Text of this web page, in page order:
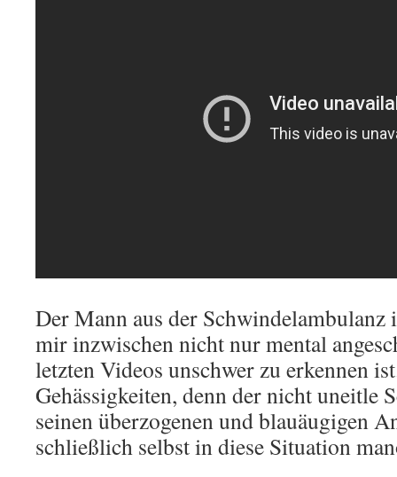
Der Mann aus der Schwindelambulanz
mir inzwischen nicht nur mental
letzten Videos unschwer zu erkennen
Gehässigkeiten, denn der nicht uneitle
seinen überzogenen und blauäugigen
schließlich selbst in diese Situation